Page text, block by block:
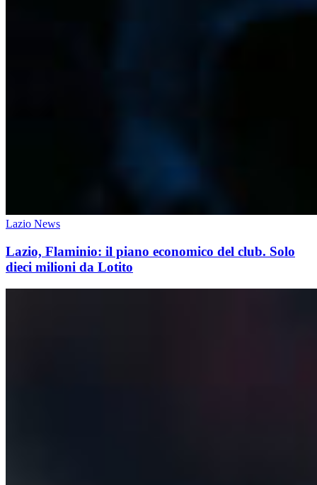
Lazio News
Lazio, Flaminio: il piano economico del club. Solo
dieci milioni da Lotito